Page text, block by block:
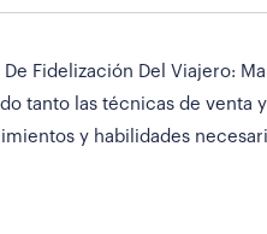
Fidelización Del Viajero:
tanto las técnicas de
y habilidades